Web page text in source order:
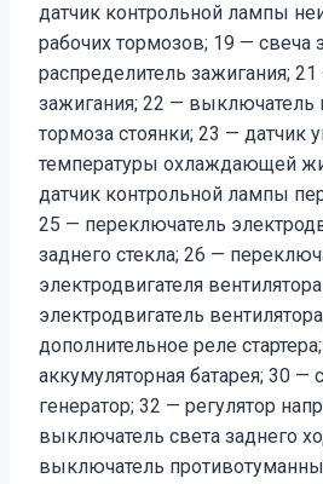
датчик контрольной лампы
рабочих тормозов; 19 — свеча
распределитель зажигания;
зажигания; 22 — выключатель
тормоза стоянки; 23 — датчик
температуры охлаждающей
датчик контрольной лампы
25 — переключатель
заднего стекла; 26 —
электродвигателя
электродвигатель
дополнительное реле
аккумуляторная батарея; 30 —
генератор; 32 — регулятор
выключатель света заднего
выключатель